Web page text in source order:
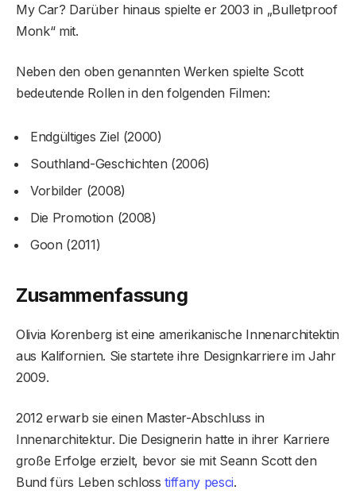
My Car? Darüber hinaus spielte er 2003 in „Bulletproof
Monk“ mit.
Neben den oben genannten Werken spielte Scott
bedeutende Rollen in den folgenden Filmen:
Endgültiges Ziel (2000)
Southland-Geschichten (2006)
Vorbilder (2008)
Die Promotion (2008)
Goon (2011)
Zusammenfassung
Olivia Korenberg ist eine amerikanische Innenarchitektin
aus Kalifornien. Sie startete ihre Designkarriere im Jahr
2009.
2012 erwarb sie einen Master-Abschluss in
Innenarchitektur. Die Designerin hatte in ihrer Karriere
große Erfolge erzielt, bevor sie mit Seann Scott den
Bund fürs Leben schlosstiffany pesci.